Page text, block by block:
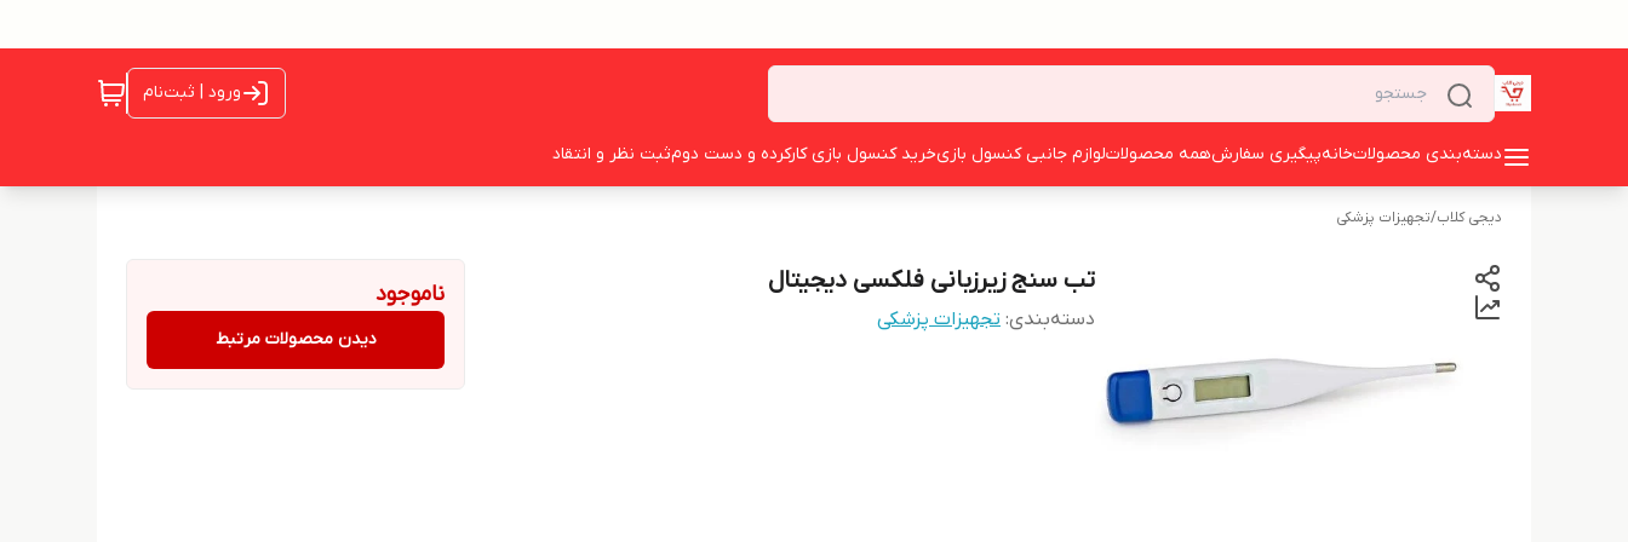
ورود | ثبت‌نام
دسته‌بندی محصولاتخانهپیگیری سفارشهمه محصولاتلوازم جانبی کنسول بازیخرید کنسول بازی کارکرده و دست دومثبت نظر و انتقاد
دیجی کلاب/تجهیزات پزشکی
تب سنج زیرزبانی فلکسی دیجیتال
دسته‌بندی: تجهیزات پزشکی
ناموجود
دیدن محصولات مرتبط